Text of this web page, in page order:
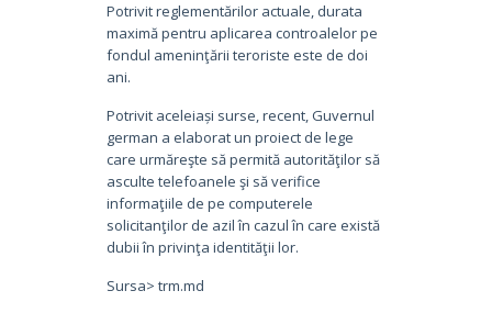
Potrivit reglementărilor actuale, durata
maximă pentru aplicarea controalelor pe
fondul ameninţării teroriste este de doi
ani.
Potrivit aceleiași surse, recent, Guvernul
german a elaborat un proiect de lege
care urmăreşte să permită autorităţilor să
asculte telefoanele şi să verifice
informaţiile de pe computerele
solicitanţilor de azil în cazul în care există
dubii în privinţa identităţii lor.
Sursa> trm.md